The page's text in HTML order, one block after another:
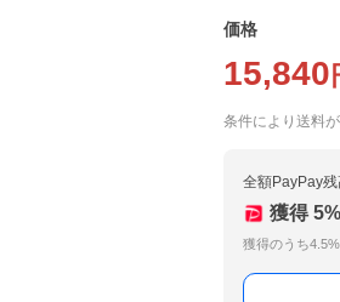
価格
15,840
条件により送料
全額PayPay
獲得 5%
獲得のうち